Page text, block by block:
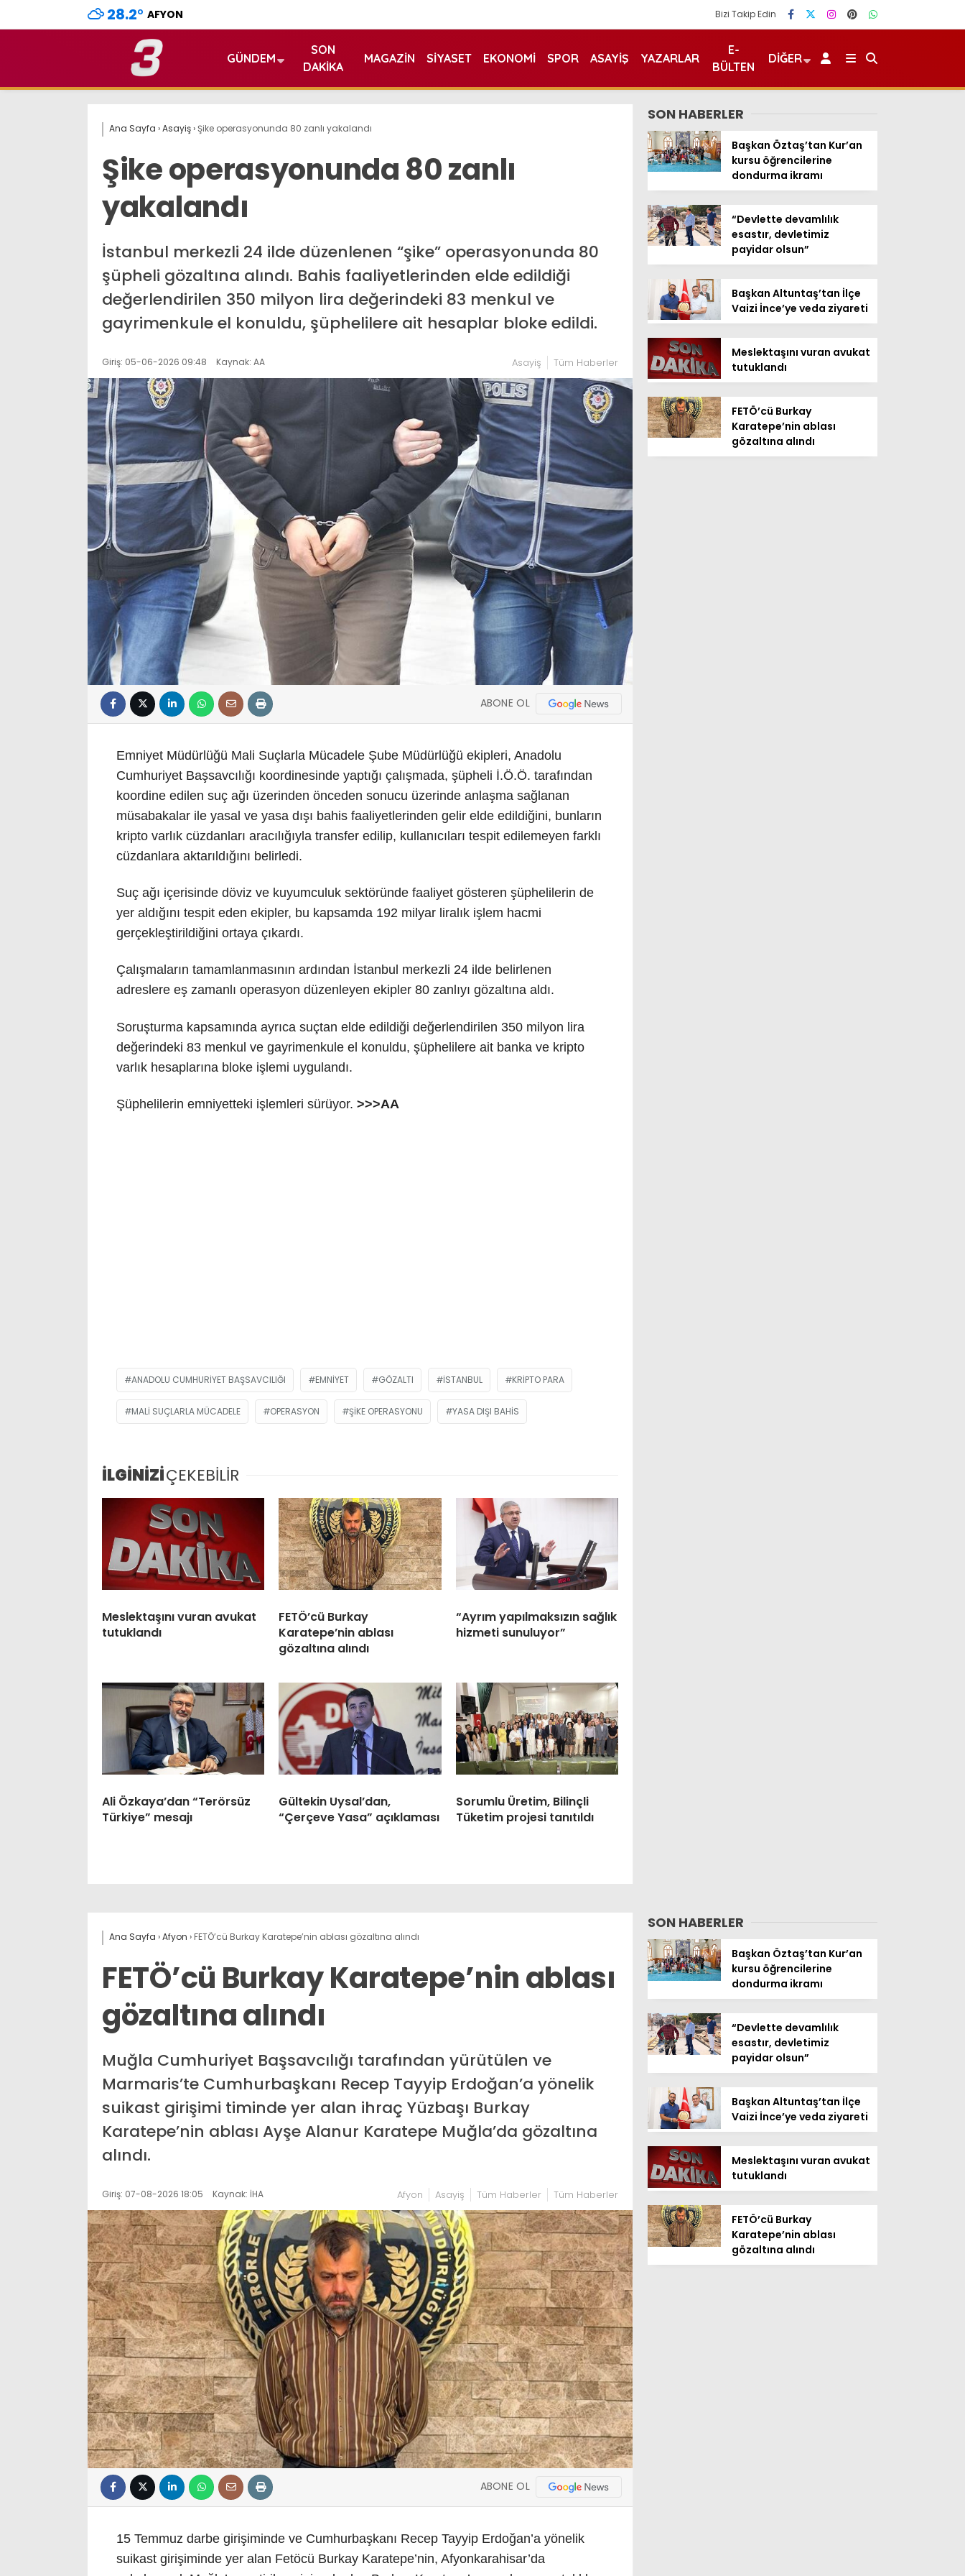
28.2° AFYON Bizi Takip Edin
GÜNDEM
SON
DAKIKA
MAGAZIN SIYASET EKONOMI SPOR ASAYIŞ YAZARLAR
E-
BÜLTEN
DIĞER
Ana Sayfa ›Asayiş›Şike operasyonunda 80 zanlı yakalandı
Şike operasyonunda 80 zanlı
yakalandı
İstanbul merkezli 24 ilde düzenlenen “şike” operasyonunda 80
şüpheli gözaltına alındı. Bahis faaliyetlerinden elde edildiği
değerlendirilen 350 milyon lira değerindeki 83 menkul ve
gayrimenkule el konuldu, şüphelilere ait hesaplar bloke edildi.
Giriş: 05-06-2026 09:48 Kaynak: AA Asayiş Tüm Haberler
ABONE OL
Emniyet Müdürlüğü Mali Suçlarla Mücadele Şube Müdürlüğü ekipleri, Anadolu
Cumhuriyet Başsavcılığı koordinesinde yaptığı çalışmada, şüpheli İ.Ö.Ö. tarafından
koordine edilen suç ağı üzerinden önceden sonucu üzerinde anlaşma sağlanan
müsabakalar ile yasal ve yasa dışı bahis faaliyetlerinden gelir elde edildiğini, bunların
kripto varlık cüzdanları aracılığıyla transfer edilip, kullanıcıları tespit edilemeyen farklı
cüzdanlara aktarıldığını belirledi.
Suç ağı içerisinde döviz ve kuyumculuk sektöründe faaliyet gösteren şüphelilerin de
yer aldığını tespit eden ekipler, bu kapsamda 192 milyar liralık işlem hacmi
gerçekleştirildiğini ortaya çıkardı.
Çalışmaların tamamlanmasının ardından İstanbul merkezli 24 ilde belirlenen
adreslere eş zamanlı operasyon düzenleyen ekipler 80 zanlıyı gözaltına aldı.
Soruşturma kapsamında ayrıca suçtan elde edildiği değerlendirilen 350 milyon lira
değerindeki 83 menkul ve gayrimenkule el konuldu, şüphelilere ait banka ve kripto
varlık hesaplarına bloke işlemi uygulandı.
Şüphelilerin emniyetteki işlemleri sürüyor. >>>AA
ANADOLU CUMHURIYET BAŞSAVCILIĞI EMNIYET GÖZALTI ISTANBUL KRIPTO PARA
MALI SUÇLARLA MÜCADELE OPERASYON ŞIKE OPERASYONU YASA DIŞI BAHIS
İLGİNİZİÇEKEBİLİR
Meslektaşını vuran avukat
tutuklandı
FETÖ’cü Burkay
Karatepe’nin ablası
gözaltına alındı
“Ayrım yapılmaksızın sağlık
hizmeti sunuluyor”
Ali Özkaya’dan “Terörsüz
Türkiye” mesajı
Gültekin Uysal’dan,
“Çerçeve Yasa” açıklaması
Sorumlu Üretim, Bilinçli
Tüketim projesi tanıtıldı
SON HABERLER
Başkan Öztaş’tan Kur’an
kursu öğrencilerine
dondurma ikramı
“Devlette devamlılık
esastır, devletimiz
payidar olsun”
Başkan Altuntaş’tan İlçe
Vaizi İnce’ye veda ziyareti
Meslektaşını vuran avukat
tutuklandı
FETÖ’cü Burkay
Karatepe’nin ablası
gözaltına alındı
Ana Sayfa ›Afyon › FETÖ’cü Burkay Karatepe’nin ablası gözaltına alındı
FETÖ’cü Burkay Karatepe’nin ablası
gözaltına alındı
Muğla Cumhuriyet Başsavcılığı tarafından yürütülen ve
Marmaris’te Cumhurbaşkanı Recep Tayyip Erdoğan’a yönelik
suikast girişimi timinde yer alan ihraç Yüzbaşı Burkay
Karatepe’nin ablası Ayşe Alanur Karatepe Muğla’da gözaltına
alındı.
Giriş: 07-08-2026 18:05 Kaynak: İHA Afyon Asayiş Tüm Haberler Tüm Haberler
ABONE OL
15 Temmuz darbe girişiminde ve Cumhurbaşkanı Recep Tayyip Erdoğan’a yönelik
suikast girişiminde yer alan Fetöcü Burkay Karatepe’nin, Afyonkarahisar’da
SON HABERLER
Başkan Öztaş’tan Kur’an
kursu öğrencilerine
dondurma ikramı
“Devlette devamlılık
esastır, devletimiz
payidar olsun”
Başkan Altuntaş’tan İlçe
Vaizi İnce’ye veda ziyareti
Meslektaşını vuran avukat
tutuklandı
FETÖ’cü Burkay
Karatepe’nin ablası
gözaltına alındı